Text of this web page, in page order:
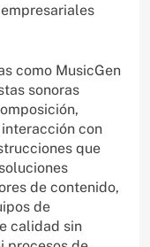
como MusicGen
sonoras
con
que
de contenido,
de
calidad sin